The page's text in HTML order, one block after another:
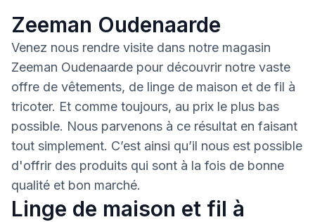
Zeeman Oudenaarde
Venez nous rendre visite dans notre magasin
Zeeman Oudenaarde pour découvrir notre vaste
offre de vêtements, de linge de maison et de fil à
tricoter. Et comme toujours, au prix le plus bas
possible. Nous parvenons à ce résultat en faisant
tout simplement. C’est ainsi qu’il nous est possible
d'offrir des produits qui sont à la fois de bonne
qualité et bon marché.
Linge de maison et fil à